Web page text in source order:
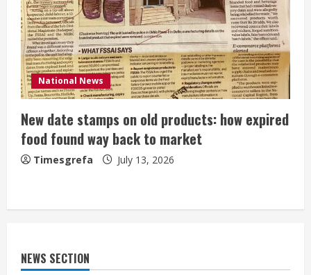
National News
New date stamps on old products: how expired
food found way back to market
Timesgrefa July 13, 2026
NEWS SECTION